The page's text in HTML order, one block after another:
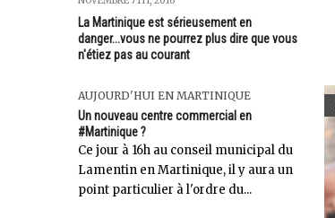
La Martinique est sérieusement en
danger...vous ne pourrez plus dire que vous
n'étiez pas au courant
AUJOURD'HUI EN MARTINIQUE
Un nouveau centre commercial en
#Martinique ?
Ce jour à 16h au conseil municipal du
Lamentin en Martinique, il y aura un
point particulier à l'ordre du...